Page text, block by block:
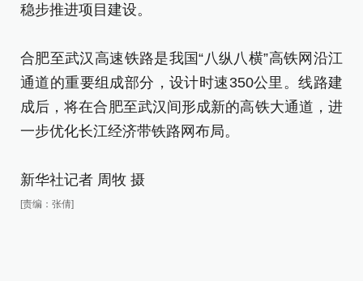
稳步推进项目建设。
合肥至武汉高速铁路是我国“八纵八横”高铁网沿江
通道的重要组成部分，设计时速350公里。线路建
成后，将在合肥至武汉间形成新的高铁大通道，进
一步优化长江经济带铁路网布局。
新华社记者 周牧 摄
[责编：张倩]